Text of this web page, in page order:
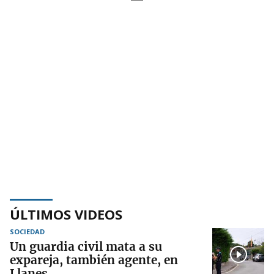
ÚLTIMOS VIDEOS
SOCIEDAD
Un guardia civil mata a su
expareja, también agente, en